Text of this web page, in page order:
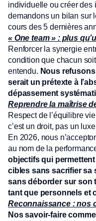
individuelle ou créer des
demandons un bilan sur
cours des 5 dernières
« One team » : plus
Renforcer la synergie
condition que chacun
entendu. Nous
serait un prétexte à
dépassement
Reprendre la maîtrise
Respect de l’équilibre
c’est un droit, pas un
En 2026, nous
au nom de la
objectifs qui
cibles sans sacrifier sa
sans déborder sur son
tant que personnels et
Reconnaissance : nos
Nos savoir-faire